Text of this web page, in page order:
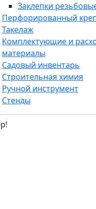
Заклепки
Перфорированный
Такелаж
Комплектующие и
материалы
Садовый инвентарь
Строительная химия
Ручной инструмент
Стенды